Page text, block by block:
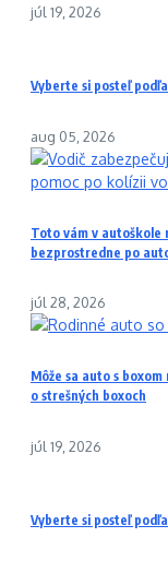
júl 19, 2026
Vyberte si posteľ
aug 05, 2026
Toto vám v autoškole
bezprostredne po
júl 28, 2026
Môže sa auto s
o strešných boxoch
júl 19, 2026
Vyberte si posteľ